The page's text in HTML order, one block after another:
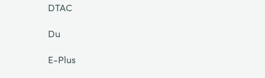
DTAC
Du
E-Plus